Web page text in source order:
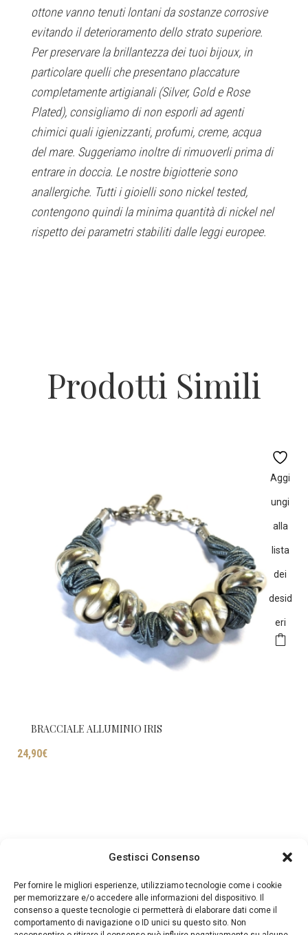
Gestisci Consenso
Per fornire le migliori esperienze, utilizziamo tecnologie come i cookie
per memorizzare e/o accedere alle informazioni del dispositivo. Il
consenso a queste tecnologie ci permetterà di elaborare dati come il
comportamento di navigazione o ID unici su questo sito. Non
ottone vanno tenuti lontani da sostanze corrosive
evitando il deterioramento dello strato superiore.
Per preservare la brillantezza dei tuoi bijoux, in
particolare quelli che presentano placcature
completamente artigianali (Silver, Gold e Rose
Plated), consigliamo di non esporli ad agenti
chimici quali igienizzanti, profumi, creme, acqua
del mare. Suggeriamo inoltre di rimuoverli prima di
entrare in doccia. Le nostre bigiotterie sono
anallergiche. Tutti i gioielli sono nickel tested,
contengono quindi la minima quantità di nickel nel
rispetto dei parametri stabiliti dalle leggi europee.
Prodotti Simili
Aggi
ungi
alla
lista
dei
desid
eri
BRACCIALE ALLUMINIO IRIS
24,90€